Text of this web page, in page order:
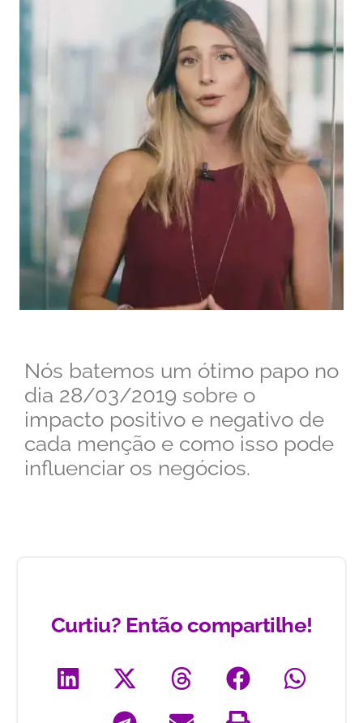
Nós batemos um ótimo papo no
dia 28/03/2019 sobre o
impacto positivo e negativo de
cada menção e como isso pode
influenciar os negócios.
Curtiu? Então compartilhe!